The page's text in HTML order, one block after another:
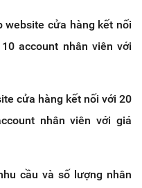
website cửa hàng kết nối
account nhân viên với
cửa hàng kết nối với 20
nhân viên với giá
cầu và số lượng nhân